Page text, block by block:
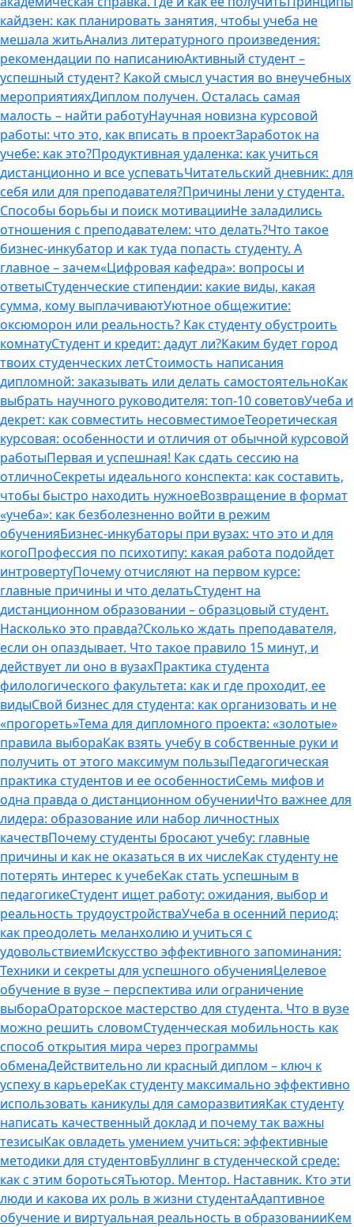
кайдзен: как планировать занятия, чтобы учеба не
мешала житьАнализ литературного произведения:
рекомендации по написаниюАктивный студент –
успешный студент? Какой смысл участия во внеучебных
мероприятияхДиплом получен. Осталась самая
малость – найти работуНаучная новизна курсовой
работы: что это, как вписать в проектЗаработок на
учебе: как это?Продуктивная удаленка: как учиться
дистанционно и все успеватьЧитательский дневник: для
себя или для преподавателя?Причины лени у студента.
Способы борьбы и поиск мотивацииНе заладились
отношения с преподавателем: что делать?Что такое
бизнес-инкубатор и как туда попасть студенту. А
главное – зачем«Цифровая кафедра»: вопросы и
ответыСтуденческие стипендии: какие виды, какая
сумма, кому выплачиваютУютное общежитие:
оксюморон или реальность? Как студенту обустроить
комнатуСтудент и кредит: дадут ли?Каким будет город
твоих студенческих летСтоимость написания
дипломной: заказывать или делать самостоятельноКак
выбрать научного руководителя: топ-10 советовУчеба и
декрет: как совместить несовместимоеТеоретическая
курсовая: особенности и отличия от обычной курсовой
работыПервая и успешная! Как сдать сессию на
отличноСекреты идеального конспекта: как составить,
чтобы быстро находить нужноеВозвращение в формат
«учеба»: как безболезненно войти в режим
обученияБизнес-инкубаторы при вузах: что это и для
когоПрофессия по психотипу: какая работа подойдет
интровертуПочему отчисляют на первом курсе:
главные причины и что делатьСтудент на
дистанционном образовании – образцовый студент.
Насколько это правда?Сколько ждать преподавателя,
если он опаздывает. Что такое правило 15 минут, и
действует ли оно в вузахПрактика студента
филологического факультета: как и где проходит, ее
видыСвой бизнес для студента: как организовать и не
«прогореть»Тема для дипломного проекта: «золотые»
правила выбораКак взять учебу в собственные руки и
получить от этого максимум пользыПедагогическая
практика студентов и ее особенностиСемь мифов и
одна правда о дистанционном обученииЧто важнее для
лидера: образование или набор личностных
качествПочему студенты бросают учебу: главные
причины и как не оказаться в их числеКак студенту не
потерять интерес к учебеКак стать успешным в
педагогикеСтудент ищет работу: ожидания, выбор и
реальность трудоустройстваУчеба в осенний период:
как преодолеть меланхолию и учиться с
удовольствиемИскусство эффективного запоминания:
Техники и секреты для успешного обученияЦелевое
обучение в вузе – перспектива или ограничение
выбораОраторское мастерство для студента. Что в вузе
можно решить словомСтуденческая мобильность как
способ открытия мира через программы
обменаДействительно ли красный диплом – ключ к
успеху в карьереКак студенту максимально эффективно
использовать каникулы для саморазвитияКак студенту
написать качественный доклад и почему так важны
тезисыКак овладеть умением учиться: эффективные
методики для студентовБуллинг в студенческой среде:
как с этим боротьсяТьютор. Ментор. Наставник. Кто эти
люди и какова их роль в жизни студентаАдаптивное
обучение и виртуальная реальность в образованииКем